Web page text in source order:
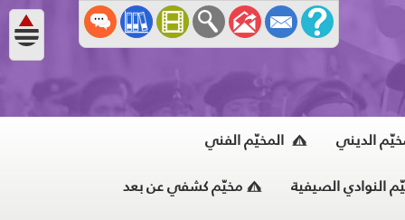
الديني المخيّم الفني
النوادي الصيفية مخيّم كشفي عن بعد